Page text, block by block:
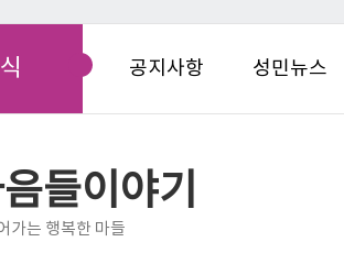
공지사항 성민뉴스
들이야기
가는 행복한 마들